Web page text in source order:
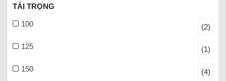
TẢI TRỌNG
100 (2)
125 (1)
150 (4)